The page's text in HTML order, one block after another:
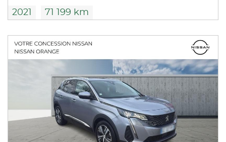
2021 71 199 km